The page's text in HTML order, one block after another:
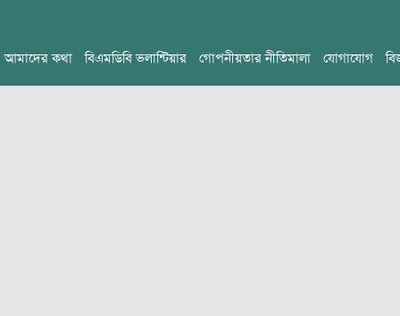
আমাদের কথা বিএমডিবি ভলান্টিয়ার গোপনীয়তার নীতিমালা যোগাযোগ